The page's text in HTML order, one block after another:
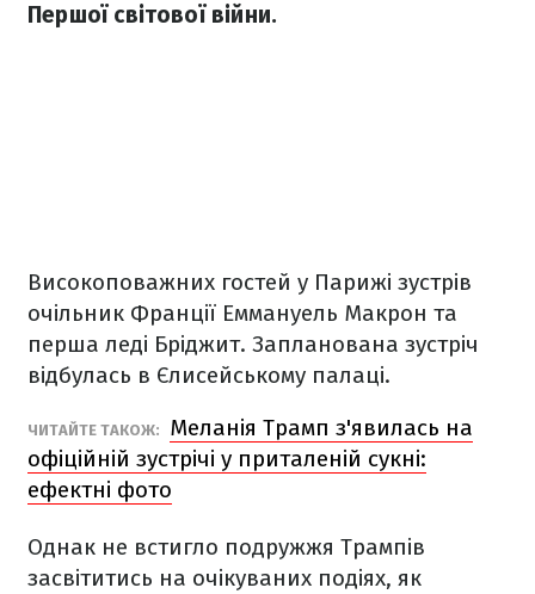
Першої світової війни.
Високоповажних гостей у Парижі зустрів
очільник Франції Еммануель Макрон та
перша леді Бріджит. Запланована зустріч
відбулась в Єлисейському палаці.
ЧИТАЙТЕ ТАКОЖ:
Меланія Трамп з'явилась на
офіційній зустрічі у приталеній сукні:
ефектні фото
Однак не встигло подружжя Трампів
засвітитись на очікуваних подіях, як